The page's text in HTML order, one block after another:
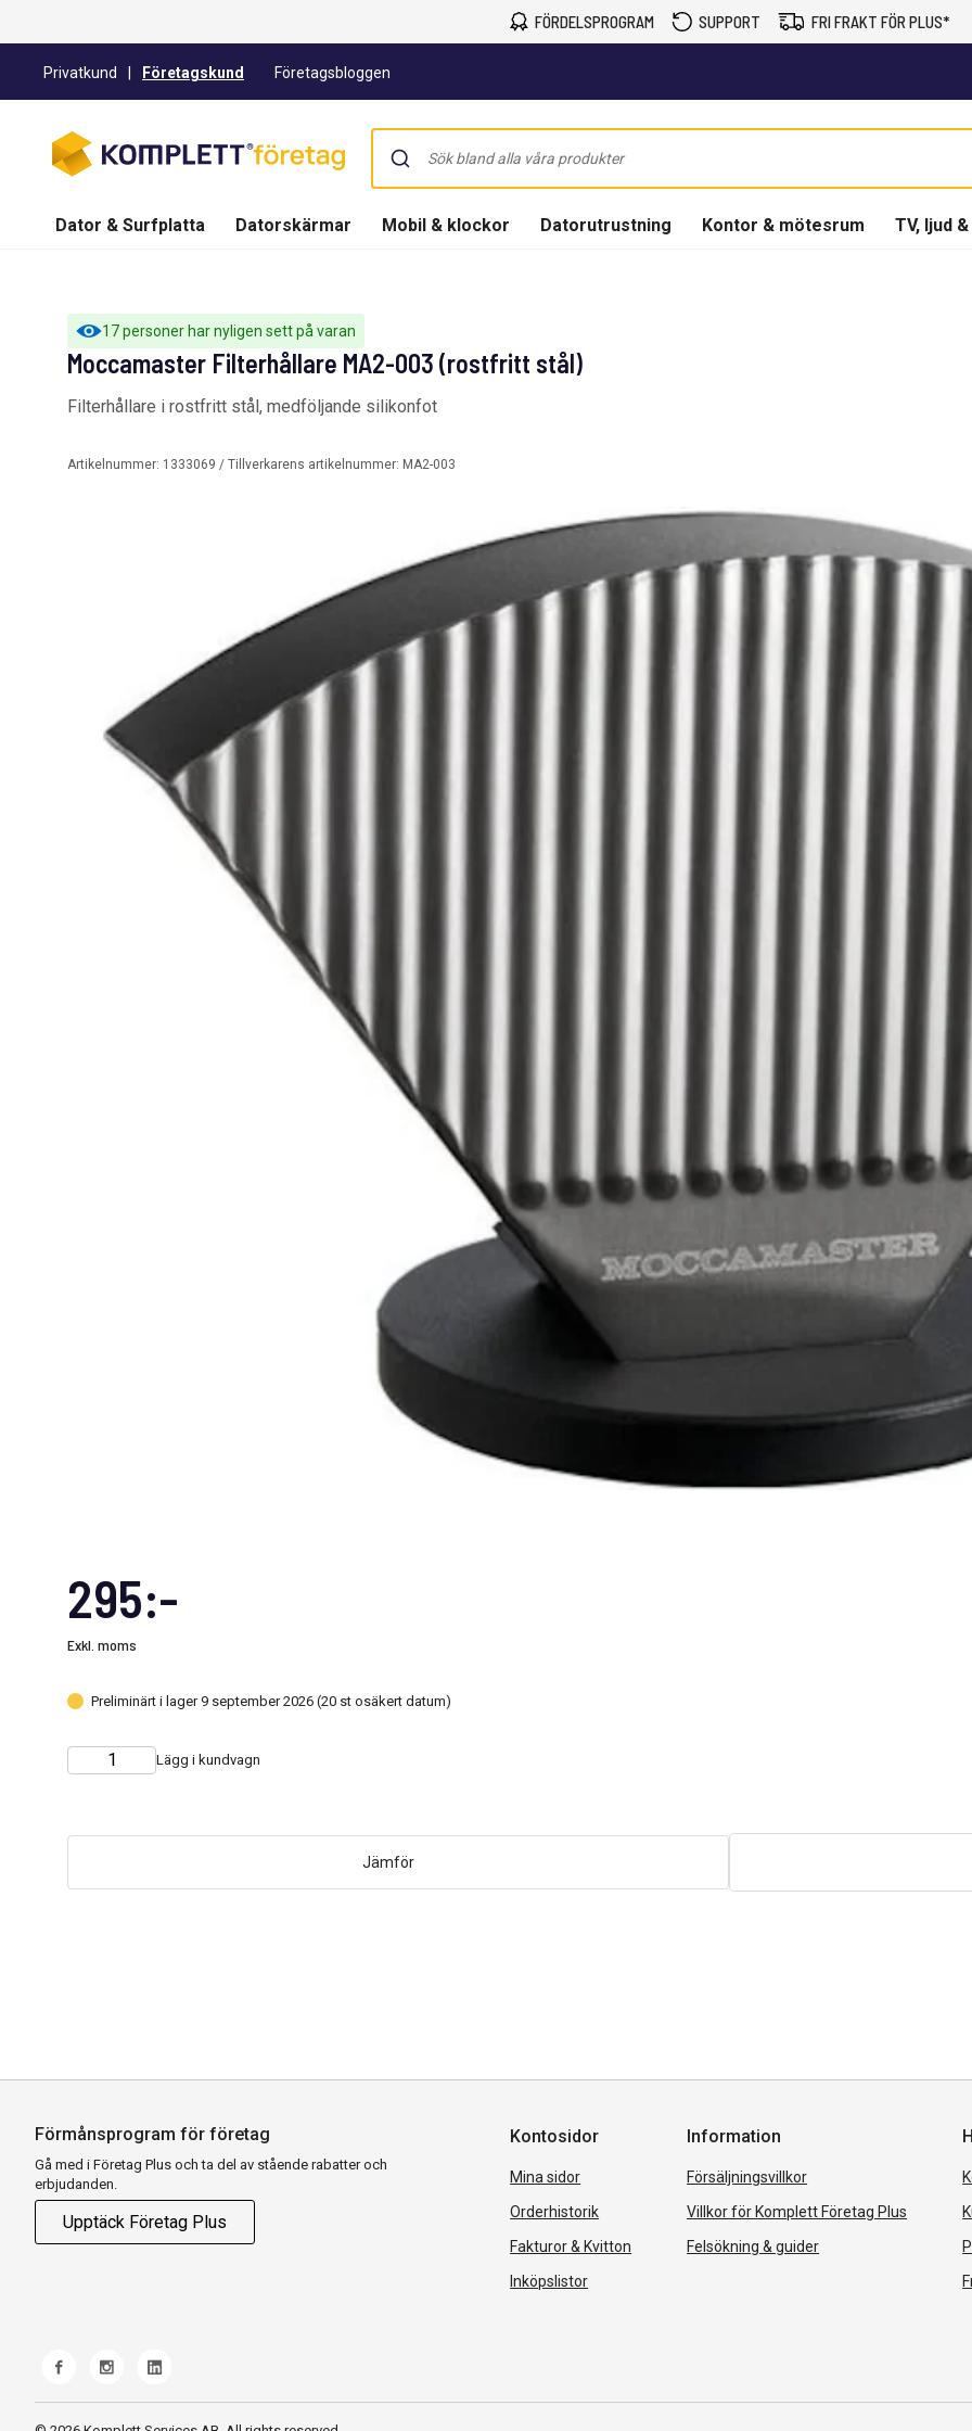
FÖRDELSPROGRAM SUPPORT FRI FRAKT FÖR PLUS*
Privatkund Företagskund Företagsbloggen
Dator & Surfplatta Datorskärmar Mobil & klockor Datorutrustning Kontor & mötesrum TV, ljud
17 personer har nyligen sett på varan
Moccamaster Filterhållare MA2-003 (rostfritt stål)
Filterhållare i rostfritt stål, medföljande silikonfot
Artikelnummer: 1333069 / Tillverkarens artikelnummer: MA2-003
295:-
Exkl. moms
Preliminärt i lager 9 september 2026 (20 st osäkert datum)
Choose
Quantity Lägg i kundvagn
Jämför
Förmånsprogram för företag
Gå med i Företag Plus och ta del av stående rabatter och
erbjudanden.
Upptäck Företag Plus
Kontosidor
Mina sidor
Orderhistorik
Fakturor & Kvitton
Inköpslistor
Information
Försäljningsvillkor
Villkor för Komplett Företag Plus
Felsökning & guider